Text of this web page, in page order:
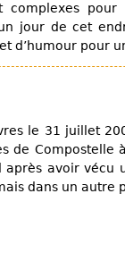
complexes
jour de cet
d’humour pour
le 31 juillet
de Compostelle
avoir vécu
dans un autre